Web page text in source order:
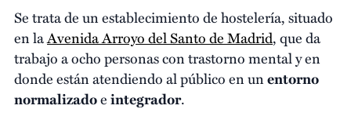
Se trata de un establecimiento de hostelería, situado
en laAvenida Arroyo del Santo de Madrid, que da
trabajo a ocho personas con trastorno mental y en
donde están atendiendo al público en unentorno
normalizadoeintegrador.